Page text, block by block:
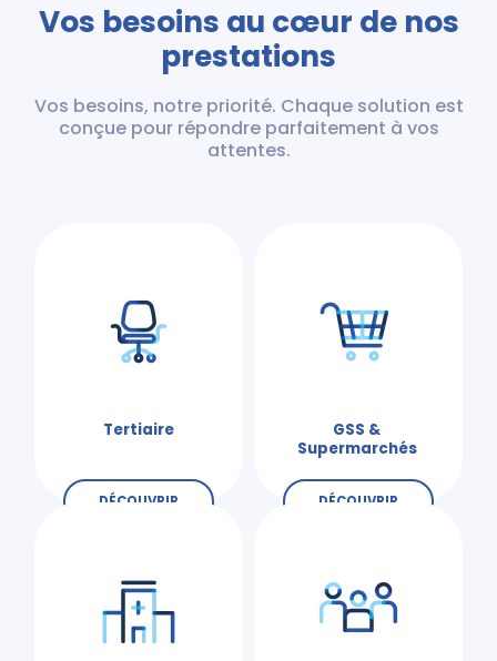
Vos besoins au cœur de nos
prestations
Vos besoins, notre priorité. Chaque solution est
conçue pour répondre parfaitement à vos
attentes.
Tertiaire
DÉCOUVRIR
GSS &
Supermarchés
DÉCOUVRIR